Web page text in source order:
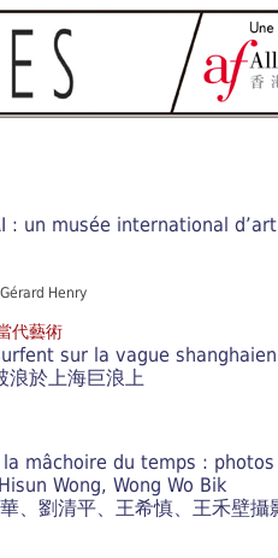
: un musée international
Henry
代藝術
sur la vague
浪於上海巨浪上
la mâchoire du temps :
Wong, Wong Wo Bik
、劉清平、王希慎、王禾壁攝